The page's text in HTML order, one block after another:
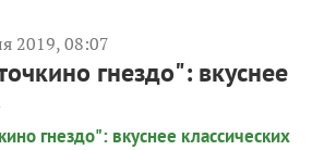
2019, 08:07
гнездо": вкуснее